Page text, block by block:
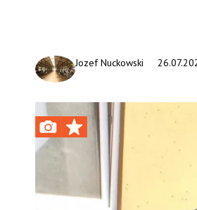
Jozef Nuckowski